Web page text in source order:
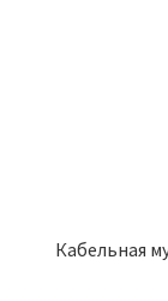
Кабельная